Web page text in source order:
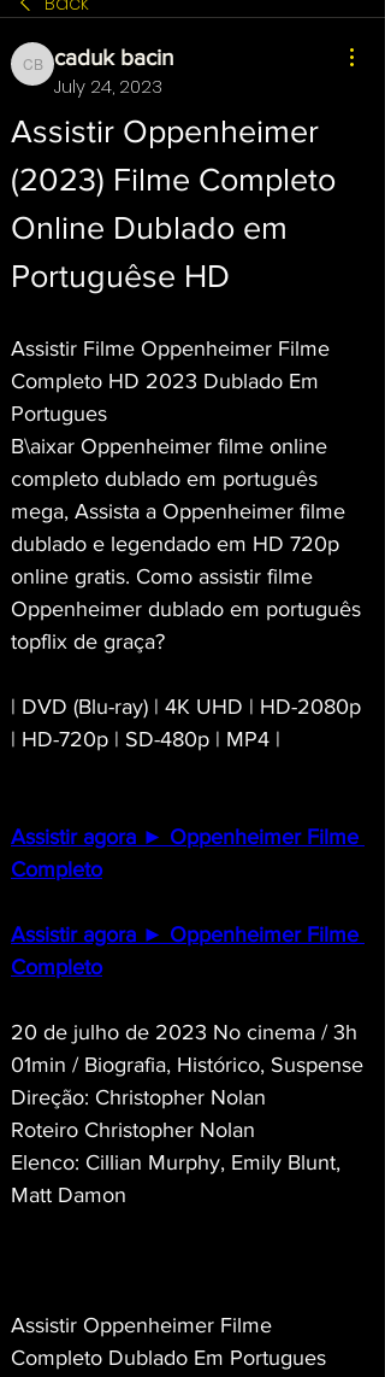
caduk bacin
caduk bacin
July 24, 2023
Assistir Oppenheimer
(2023) Filme Completo
Online Dublado em
Portuguêse HD
Assistir Filme Oppenheimer Filme
Completo HD 2023 Dublado Em
Portugues
B\aixar Oppenheimer filme online
completo dublado em português
mega, Assista a Oppenheimer filme
dublado e legendado em HD 720p
online gratis. Como assistir filme
Oppenheimer dublado em português
topflix de graça?
| DVD (Blu-ray) | 4K UHD | HD-2080p
| HD-720p | SD-480p | MP4 |
Assistir agora ► Oppenheimer Filme
Completo
Assistir agora ► Oppenheimer Filme
Completo
20 de julho de 2023 No cinema / 3h
01min / Biografia, Histórico, Suspense
Direção: Christopher Nolan
Roteiro Christopher Nolan
Elenco: Cillian Murphy, Emily Blunt,
Matt Damon
Assistir Oppenheimer Filme
Completo Dublado Em Portugues